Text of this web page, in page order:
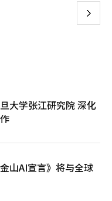
开展一线服务培训，并结
公司上线人工智能（AI）
游居民证”和“旅行
内外游客来振兴内需的努
国民建议征集活动”，截
的创意，提高旅游领域的
项目。详情可在韩国旅游
下
大学张江研究院 深化
山AI宣言》将与全球